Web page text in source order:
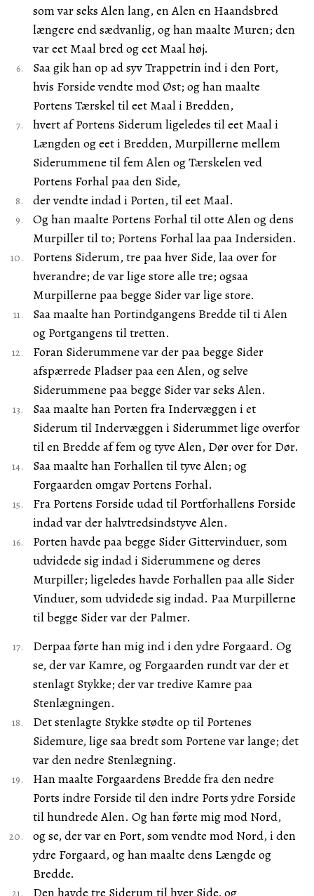
som var seks Alen lang, en Alen en Haandsbred
længere end sædvanlig, og han maalte Muren; den
var eet Maal bred og eet Maal høj.
Saa gik han op ad syv Trappetrin ind i den Port,
hvis Forside vendte mod Øst; og han maalte
Portens Tærskel til eet Maal i Bredden,
hvert af Portens Siderum ligeledes til eet Maal i
Længden og eet i Bredden, Murpillerne mellem
Siderummene til fem Alen og Tærskelen ved
Portens Forhal paa den Side,
der vendte indad i Porten, til eet Maal.
Og han maalte Portens Forhal til otte Alen og dens
Murpiller til to; Portens Forhal laa paa Indersiden.
Portens Siderum, tre paa hver Side, laa over for
hverandre; de var lige store alle tre; ogsaa
Murpillerne paa begge Sider var lige store.
Saa maalte han Portindgangens Bredde til ti Alen
og Portgangens til tretten.
Foran Siderummene var der paa begge Sider
afspærrede Pladser paa een Alen, og selve
Siderummene paa begge Sider var seks Alen.
Saa maalte han Porten fra Indervæggen i et
Siderum til Indervæggen i Siderummet lige overfor
til en Bredde af fem og tyve Alen, Dør over for Dør.
Saa maalte han Forhallen til tyve Alen; og
Forgaarden omgav Portens Forhal.
Fra Portens Forside udad til Portforhallens Forside
indad var der halvtredsindstyve Alen.
Porten havde paa begge Sider Gittervinduer, som
udvidede sig indad i Siderummene og deres
Murpiller; ligeledes havde Forhallen paa alle Sider
Vinduer, som udvidede sig indad. Paa Murpillerne
til begge Sider var der Palmer.
Derpaa førte han mig ind i den ydre Forgaard. Og
se, der var Kamre, og Forgaarden rundt var der et
stenlagt Stykke; der var tredive Kamre paa
Stenlægningen.
Det stenlagte Stykke stødte op til Portenes
Sidemure, lige saa bredt som Portene var lange; det
var den nedre Stenlægning.
Han maalte Forgaardens Bredde fra den nedre
Ports indre Forside til den indre Ports ydre Forside
til hundrede Alen. Og han førte mig mod Nord,
og se, der var en Port, som vendte mod Nord, i den
ydre Forgaard, og han maalte dens Længde og
Bredde.
Den havde tre Siderum til hver Side, og